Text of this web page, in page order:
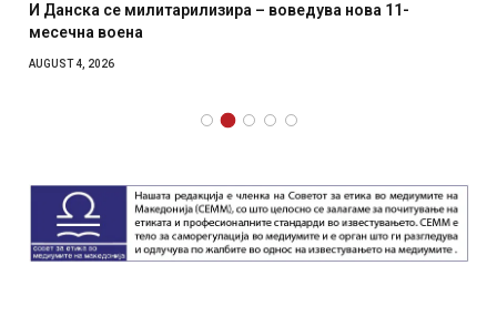
И Данска се милитарилизира – воведува нова 11-
месечна воена
AUGUST 4, 2026